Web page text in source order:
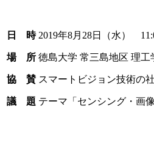
日 時 2019年8月28日（水）
場 所 徳島大学 常三島地区 理工
協 賛 スマートビジョン技術の
議 題 テーマ「センシング・画